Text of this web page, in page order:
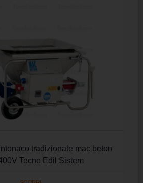
tradizionale mac beton
Tecno Edil Sistem